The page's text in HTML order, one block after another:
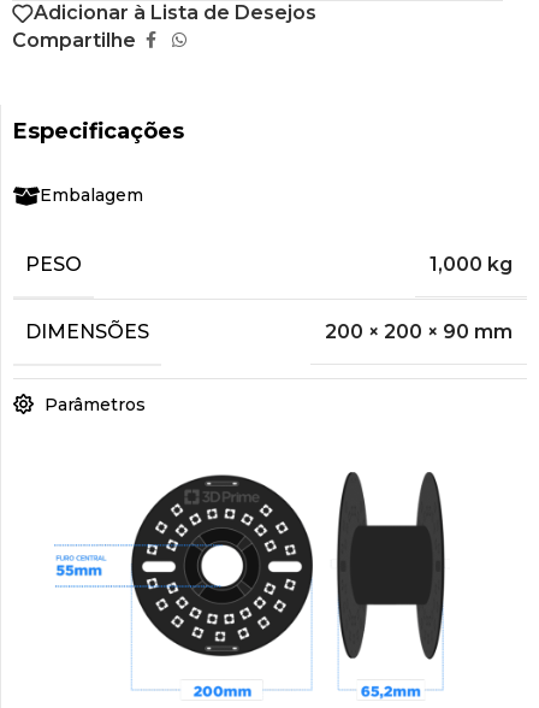
Adicionar à Lista de Desejos
Compartilhe
Especificações
Embalagem
PESO 1,000 kg
DIMENSÕES 200 × 200 × 90 mm
Parâmetros